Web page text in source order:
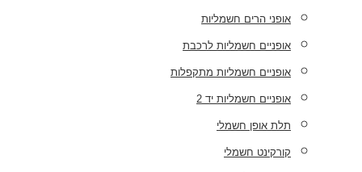
אופני הרים חשמליות
אופניים חשמליות לרכבת
אופניים חשמליות מתקפלות
אופניים חשמליות יד 2
תלת אופן חשמלי
קורקינט חשמלי